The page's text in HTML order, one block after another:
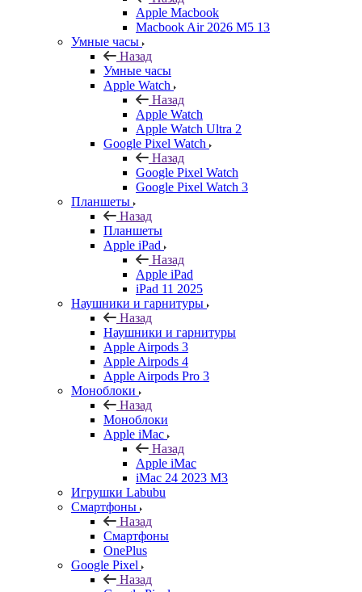
Apple Macbook
Macbook Air 2026 M5 13
Умные часы
Назад
Умные часы
Apple Watch
Назад
Apple Watch
Apple Watch Ultra 2
Google Pixel Watch
Назад
Google Pixel Watch
Google Pixel Watch 3
Планшеты
Назад
Планшеты
Apple iPad
Назад
Apple iPad
iPad 11 2025
Наушники и гарнитуры
Назад
Наушники и гарнитуры
Apple Airpods 3
Apple Airpods 4
Apple Airpods Pro 3
Моноблоки
Назад
Моноблоки
Apple iMac
Назад
Apple iMac
iMac 24 2023 M3
Игрушки Labubu
Смартфоны
Назад
Смартфоны
OnePlus
Google Pixel
Назад